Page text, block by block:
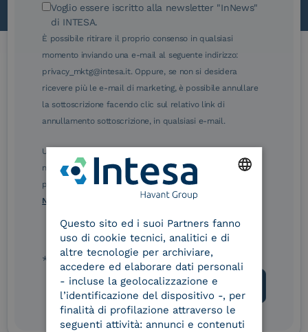
Le nostre certificazioni
eIDAS Qualified Trust
Service Provider
eIDAS Qualified Trust
Service Provider for
Remote Qualified
Seal Creation
Service Provider e
Aggregatore SPID
Service Provider e
Aggregatore CIE
Voglio essere iscritto alla newsletter "InNews"
di INTESA.
È possibile ritirare il proprio consenso in qualsiasi
momento inviando una e-mail al seguente indirizzo:
privacy_mktg@intesa.it. Oppure, se non si desidera
ricevere più le e-mail di marketing, è possibile annullare
la sottoscrizione facendo clic sul relativo link di
annullamento sottoscrizione, in qualsiasi e-mail.
Ulteriori informazioni sulle procedure sono disponibili
nelle Norme di tutela della privacy INTESA. Inoltrando il
presente modulo, dichiaro di aver letto e compreso le
Norme di tutela della privacy INTESA .
* campo obbligatorio
ITALIAN
Questo sito ed i suoi Partners fanno
uso di cookie tecnici, analitici e di
altre tecnologie per archiviare,
accedere ed elaborare dati personali
- incluse la geolocalizzazione e
l’identificazione del dispositivo -, per
finalità di profilazione attraverso le
seguenti attività: annunci e contenuti